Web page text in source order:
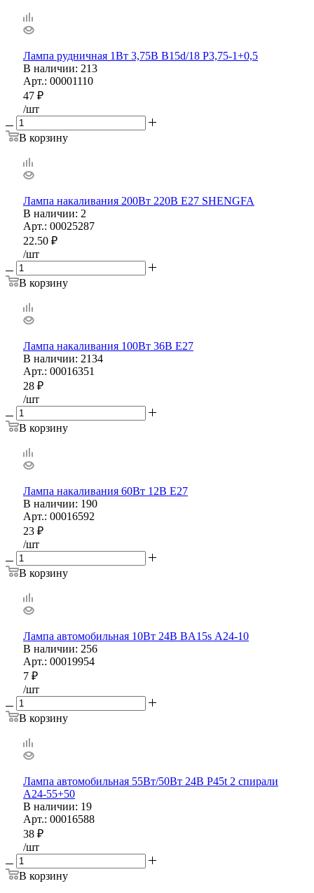
Лампа рудничная 1Вт 3,75В B15d/18 Р3,75-1+0,5
В наличии: 213
Арт.: 00001110
47 ₽
/шт
В корзину
Лампа накаливания 200Вт 220В Е27 SHENGFA
В наличии: 2
Арт.: 00025287
22.50 ₽
/шт
В корзину
Лампа накаливания 100Вт 36В Е27
В наличии: 2134
Арт.: 00016351
28 ₽
/шт
В корзину
Лампа накаливания 60Вт 12В Е27
В наличии: 190
Арт.: 00016592
23 ₽
/шт
В корзину
Лампа автомобильная 10Вт 24В BA15s А24-10
В наличии: 256
Арт.: 00019954
7 ₽
/шт
В корзину
Лампа автомобильная 55Вт/50Вт 24В P45t 2 спирали
А24-55+50
В наличии: 19
Арт.: 00016588
38 ₽
/шт
В корзину